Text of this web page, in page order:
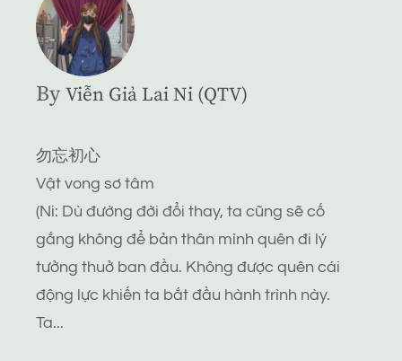
By Viễn Giả Lai Ni (QTV)
勿忘初心
Vật vong sơ tâm
(Ni: Dù đường đời đổi thay, ta cũng sẽ cố
gắng không để bản thân mình quên đi lý
tưởng thuở ban đầu. Không được quên cái
động lực khiến ta bắt đầu hành trình này.
Ta...